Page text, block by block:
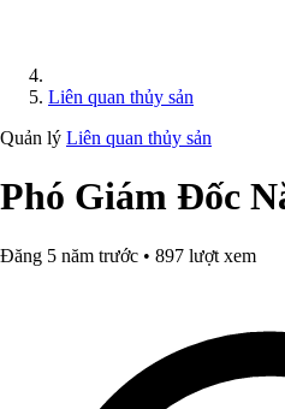
Liên quan thủy sản
Quản lý Liên quan thủy sản
Phó Giám Đốc
Đăng 5 năm trước • 897 lượt xem